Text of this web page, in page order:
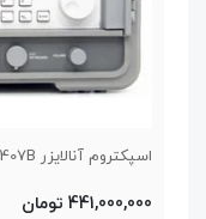
اسپکتروم آنالایزر Agilent ESA E4407B
441,000,000 تومان